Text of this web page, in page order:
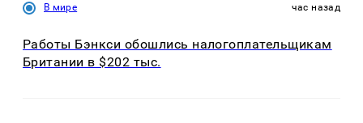
В мире час назад
Работы Бэнкси обошлись налогоплательщикам
Британии в $202 тыс.